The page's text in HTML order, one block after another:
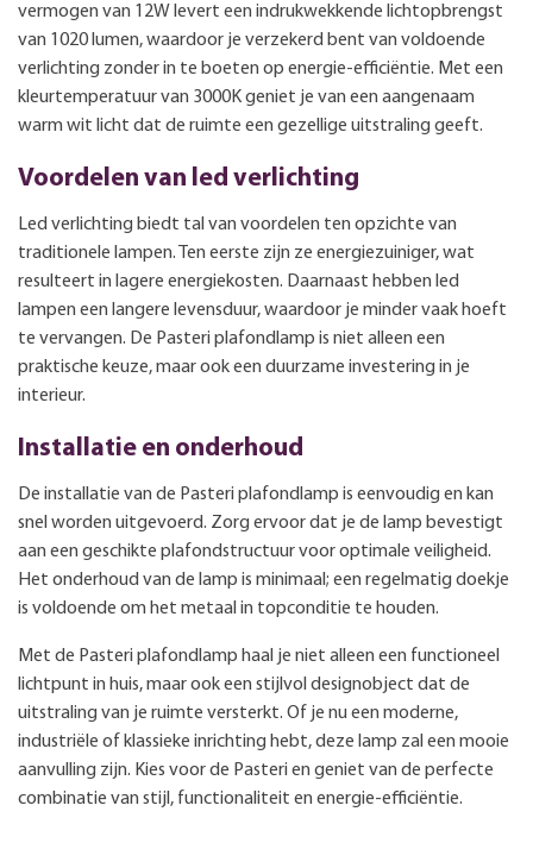
vermogen van 12W levert een indrukwekkende lichtopbrengst
van 1020 lumen, waardoor je verzekerd bent van voldoende
verlichting zonder in te boeten op energie-efficiëntie. Met een
kleurtemperatuur van 3000K geniet je van een aangenaam
warm wit licht dat de ruimte een gezellige uitstraling geeft.
Voordelen van led verlichting
Led verlichting biedt tal van voordelen ten opzichte van
traditionele lampen. Ten eerste zijn ze energiezuiniger, wat
resulteert in lagere energiekosten. Daarnaast hebben led
lampen een langere levensduur, waardoor je minder vaak hoeft
te vervangen. De Pasteri plafondlamp is niet alleen een
praktische keuze, maar ook een duurzame investering in je
interieur.
Installatie en onderhoud
De installatie van de Pasteri plafondlamp is eenvoudig en kan
snel worden uitgevoerd. Zorg ervoor dat je de lamp bevestigt
aan een geschikte plafondstructuur voor optimale veiligheid.
Het onderhoud van de lamp is minimaal; een regelmatig doekje
is voldoende om het metaal in topconditie te houden.
Met de Pasteri plafondlamp haal je niet alleen een functioneel
lichtpunt in huis, maar ook een stijlvol designobject dat de
uitstraling van je ruimte versterkt. Of je nu een moderne,
industriële of klassieke inrichting hebt, deze lamp zal een mooie
aanvulling zijn. Kies voor de Pasteri en geniet van de perfecte
combinatie van stijl, functionaliteit en energie-efficiëntie.